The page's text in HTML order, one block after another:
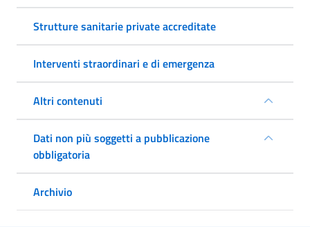
Strutture sanitarie private accreditate
Interventi straordinari e di emergenza
Altri contenuti
Dati non più soggetti a pubblicazione
obbligatoria
Archivio